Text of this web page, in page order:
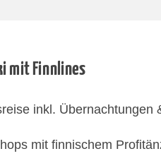
mit Finnlines
inkl. Übernachtungen
mit finnischem